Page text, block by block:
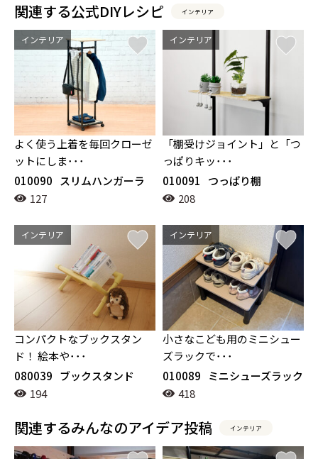
関連する公式DIYレシピ インテリア
インテリア
よく使う上着を毎回クローゼ
ットにしま･･･
010090 スリムハンガーラ
ック127
インテリア
「棚受けジョイント」と「つ
っぱりキッ･･･
010091
つっぱり棚
208
インテリア
コンパクトなブックスタン
ド！ 絵本や･･･
080039 ブックスタンド
194
インテリア
小さなこども用のミニシュー
ズラックで･･･
010089
ミニシューズラック
418
関連するみんなのアイデア投稿 インテリア